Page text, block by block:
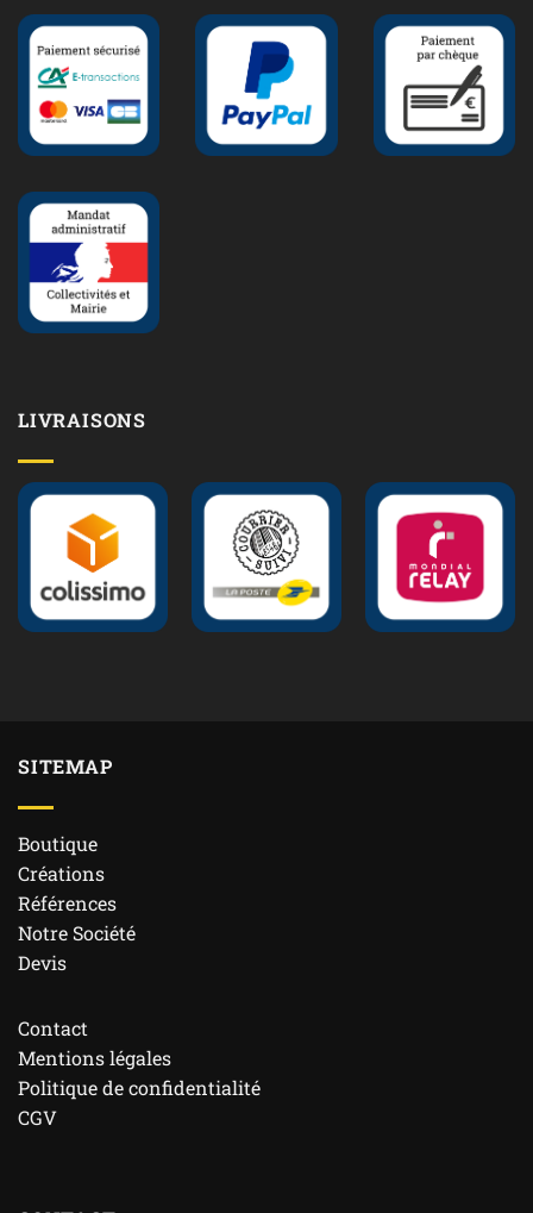
LIVRAISONS
SITEMAP
Boutique
Créations
Références
Notre Société
Devis
Contact
Mentions légales
Politique de confidentialité
CGV